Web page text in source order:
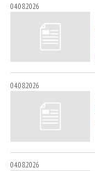
04.08.2026
04.08.2026
04.08.2026